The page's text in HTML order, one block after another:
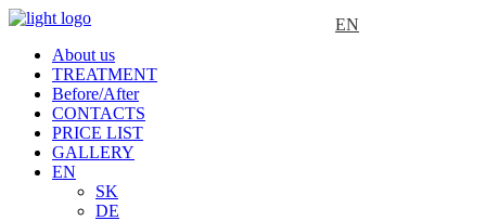
About us
TREATMENT
Before/After
CONTACTS
PRICE LIST
GALLERY
EN
SK
DE
EN